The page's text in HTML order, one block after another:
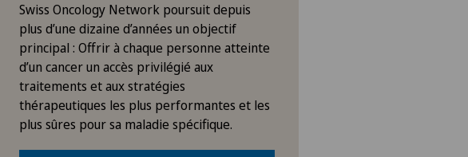
Swiss Oncology Network poursuit depuis
plus d’une dizaine d’années un objectif
principal : Offrir à chaque personne atteinte
d’un cancer un accès privilégié aux
traitements et aux stratégies
thérapeutiques les plus performantes et les
plus sûres pour sa maladie spécifique.